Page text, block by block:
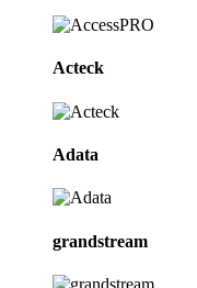
Acteck
Adata
grandstream